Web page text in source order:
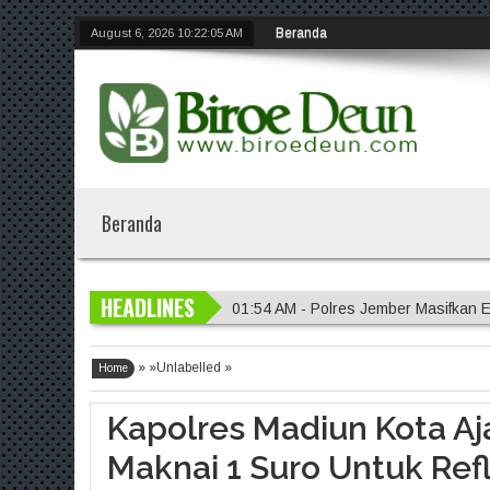
August 6, 2026 10:22:06 AM Beranda
Beranda
HEADLINES
01:54 AM - Polres Jember Masifkan
10:09 PM - Operasi Kemanusiaan
10:07 PM - Polres Lumajang Buat
01:56 AM - Penggantian Kapolri
Home » »Unlabelled »
Kapolres Madiun Kota
Maknai 1 Suro Untuk